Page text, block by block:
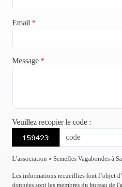
Email *
Message *
Veuillez recopier le code :
L’association « Semelles Vagabondes à
Les informations recueillies font l’objet
données sont les membres du bureau de